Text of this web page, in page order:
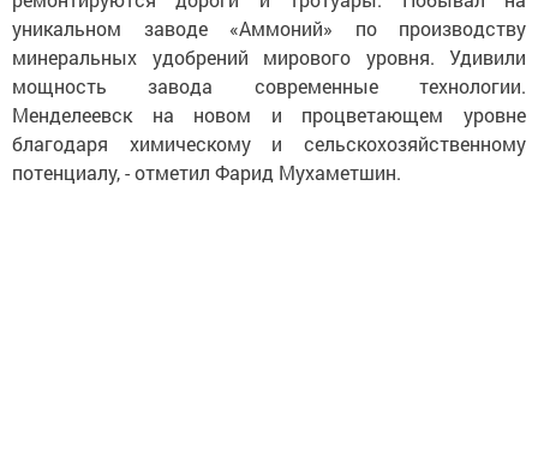
уникальном заводе «Аммоний» по производству
минеральных удобрений мирового уровня. Удивили
мощность завода современные технологии.
Менделеевск на новом и процветающем уровне
благодаря химическому и сельскохозяйственному
потенциалу, - отметил Фарид Мухаметшин.